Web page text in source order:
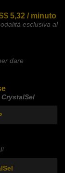
5,32 / minuto
esclusiva al
dare
CrystalSel